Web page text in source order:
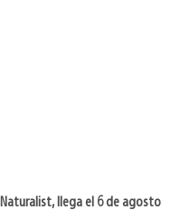
llega el 6 de agosto